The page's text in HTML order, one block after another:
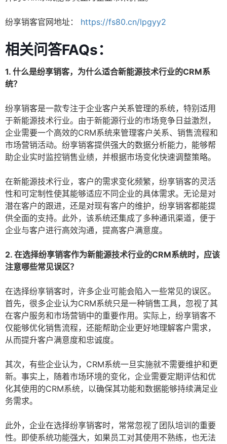
纷享销客官网地址： https://fs80.cn/lpgyy2
相关问答FAQs：
1. 什么是纷享销客，为什么适合新能源技术行业的CRM系
统？
纷享销客是一款专注于企业客户关系管理的系统，特别适用
于新能源技术行业。由于新能源行业的市场竞争日益激烈，
企业需要一个高效的CRM系统来管理客户关系、销售流程和
市场营销活动。纷享销客提供强大的数据分析能力，能够帮
助企业实时监控销售业绩，并根据市场变化快速调整策略。
在新能源技术行业，客户的需求变化频繁，纷享销客的灵活
性和可定制性使其能够适应不同企业的具体需求。无论是对
潜在客户的跟进，还是对现有客户的维护，纷享销客都能提
供全面的支持。此外，该系统还集成了多种通讯渠道，便于
企业与客户进行高效沟通，提高客户满意度。
2. 在选择纷享销客作为新能源技术行业的CRM系统时，应该
注意哪些常见误区？
在选择纷享销客时，许多企业可能会陷入一些常见的误区。
首先，很多企业认为CRM系统只是一种销售工具，忽视了其
在客户服务和市场营销中的重要作用。实际上，纷享销客不
仅能够优化销售流程，还能帮助企业更好地理解客户需求，
从而提升客户满意度和忠诚度。
其次，有些企业认为，CRM系统一旦实施就不需要维护和更
新。事实上，随着市场环境的变化，企业需要定期评估和优
化其使用的CRM系统，以确保其功能和数据能够持续满足业
务需求。
此外，企业在选择纷享销客时，常常忽视了团队培训的重要
性。即使系统功能强大，如果员工对其使用不熟练，也无法